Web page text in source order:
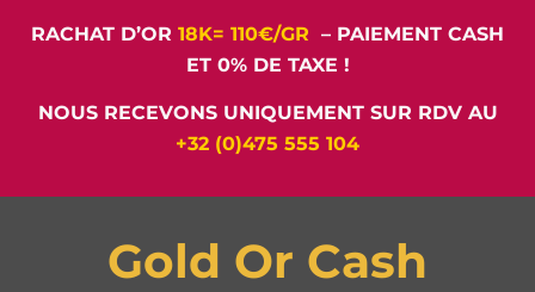
RACHAT D’OR 18K= 110€/GR – PAIEMENT CASH
ET 0% DE TAXE !
NOUS RECEVONS UNIQUEMENT SUR RDV AU
+32 (0)475 555 104
Gold Or Cash